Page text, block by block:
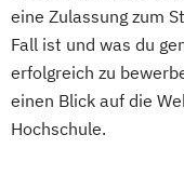
eine Zulassung zum
Fall ist und was du
erfolgreich zu
einen Blick auf die
Hochschule.